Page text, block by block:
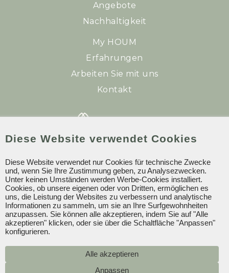
Angebote
Nachhaltigkeit
My HOUM
Erfahrungen
Arbeiten Sie mit uns
Kontakt
HOUM Plaza Son Rigo
+34 971 491 511
info@plazasonrigo.com
HOUM 2024 © Alle Rechte vorbehalten.
Cookie-Politik
Diese Website verwendet Cookies
Diese Website verwendet nur Cookies für technische Zwecke
und, wenn Sie Ihre Zustimmung geben, zu Analysezwecken.
Unter keinen Umständen werden Werbe-Cookies installiert.
Cookies, ob unsere eigenen oder von Dritten, ermöglichen es
uns, die Leistung der Websites zu verbessern und analytische
Informationen zu sammeln, um sie an Ihre Surfgewohnheiten
anzupassen. Sie können alle akzeptieren, indem Sie auf "Alle
akzeptieren" klicken, oder sie über die Schaltfläche "Anpassen"
konfigurieren.
Alle akzeptieren